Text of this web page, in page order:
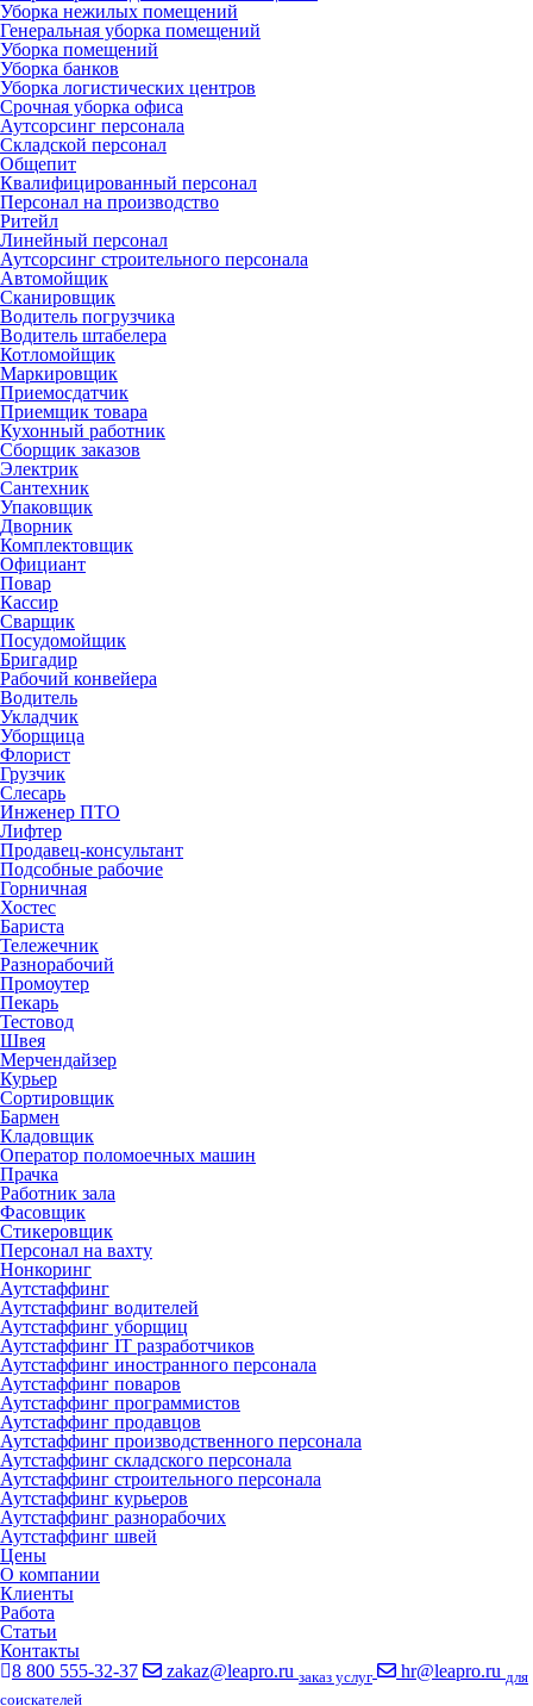
Уборка нежилых помещений
Генеральная уборка помещений
Уборка помещений
Уборка банков
Уборка логистических центров
Срочная уборка офиса
Аутсорсинг персонала
Складской персонал
Общепит
Квалифицированный персонал
Персонал на производство
Ритейл
Линейный персонал
Аутсорсинг строительного персонала
Автомойщик
Сканировщик
Водитель погрузчика
Водитель штабелера
Котломойщик
Маркировщик
Приемосдатчик
Приемщик товара
Кухонный работник
Сборщик заказов
Электрик
Сантехник
Упаковщик
Дворник
Комплектовщик
Официант
Повар
Кассир
Сварщик
Посудомойщик
Бригадир
Рабочий конвейера
Водитель
Укладчик
Уборщица
Флорист
Грузчик
Слесарь
Инженер ПТО
Лифтер
Продавец-консультант
Подсобные рабочие
Горничная
Хостес
Бариста
Тележечник
Разнорабочий
Промоутер
Пекарь
Тестовод
Швея
Мерчендайзер
Курьер
Сортировщик
Бармен
Кладовщик
Оператор поломоечных машин
Прачка
Работник зала
Фасовщик
Стикеровщик
Персонал на вахту
Нонкоринг
Аутстаффинг
Аутстаффинг водителей
Аутстаффинг уборщиц
Аутстаффинг IT разработчиков
Аутстаффинг иностранного персонала
Аутстаффинг поваров
Аутстаффинг программистов
Аутстаффинг продавцов
Аутстаффинг производственного персонала
Аутстаффинг складского персонала
Аутстаффинг строительного персонала
Аутстаффинг курьеров
Аутстаффинг разнорабочих
Аутстаффинг швей
Цены
О компании
Клиенты
Работа
Статьи
Контакты
8 800 555-32-37
zakaz@leapro.ru заказ услуг hr@leapro.ru для
соискателей